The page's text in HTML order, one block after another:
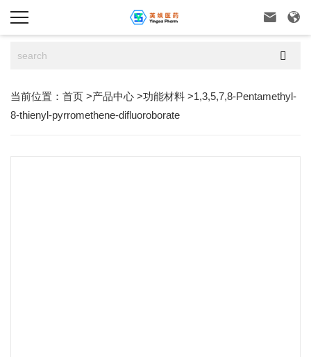
 

当前位置： 首页 >产品中心 >功能材料 >1,3,5,7,8-Pentamethyl-
8-thienyl-pyrromethene-difluoroborate